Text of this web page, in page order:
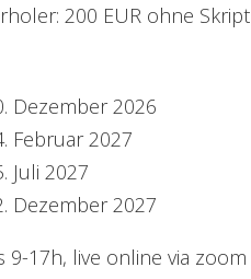
200 EUR ohne Skript
Dezember 2026
Februar 2027
Juli 2027
Dezember 2027
9-17h, live online via zoom